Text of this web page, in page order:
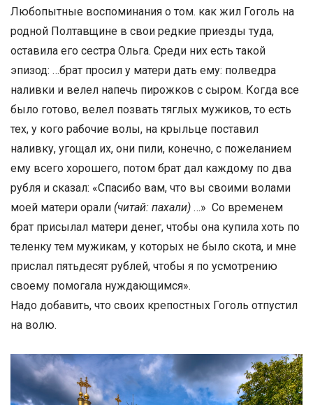
Любопытные воспоминания о том. как жил Гоголь на
родной Полтавщине в свои редкие приезды туда,
оставила его сестра Ольга. Среди них есть такой
эпизод: …брат просил у матери дать ему: полведра
наливки и велел напечь пирожков с сыром. Когда все
было готово, велел позвать тяглых мужиков, то есть
тех, у кого рабочие волы, на крыльце поставил
наливку, угощал их, они пили, конечно, с пожеланием
ему всего хорошего, потом брат дал каждому по два
рубля и сказал: «Спасибо вам, что вы своими волами
моей матери орали (читай: пахали) …» Со временем
брат присылал матери денег, чтобы она купила хоть по
теленку тем мужикам, у которых не было скота, и мне
прислал пятьдесят рублей, чтобы я по усмотрению
своему помогала нуждающимся».
Надо добавить, что своих крепостных Гоголь отпустил
на волю.